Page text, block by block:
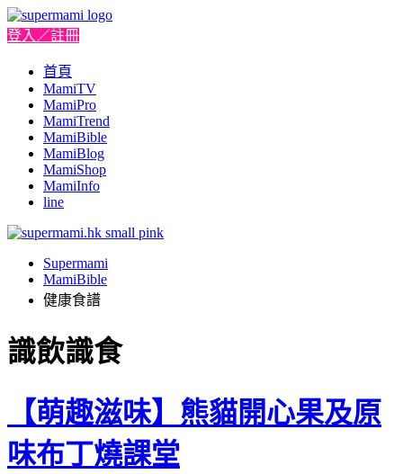
登入／註冊
首頁
MamiTV
MamiPro
MamiTrend
MamiBible
MamiBlog
MamiShop
MamiInfo
line
Supermami
MamiBible
健康食譜
識飲識食
【萌趣滋味】熊貓開心果及原
味布丁燒課堂